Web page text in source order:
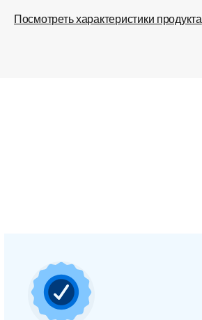
Посмотреть характеристики продукта